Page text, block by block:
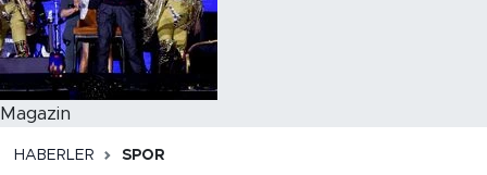
Magazin
HABERLER SPOR